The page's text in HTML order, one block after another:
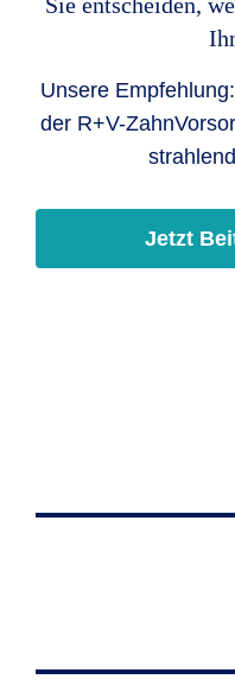
Unsere
der R+V-
Jetzt